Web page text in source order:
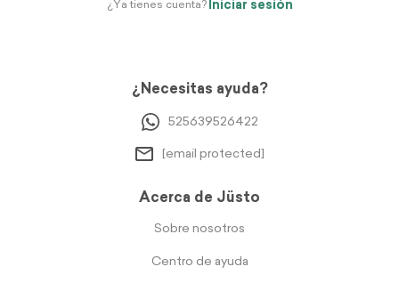
¿Ya tienes cuenta? Iniciar sesión
¿Necesitas ayuda?
525639526422
[email protected]
Acerca de Jüsto
Sobre nosotros
Centro de ayuda